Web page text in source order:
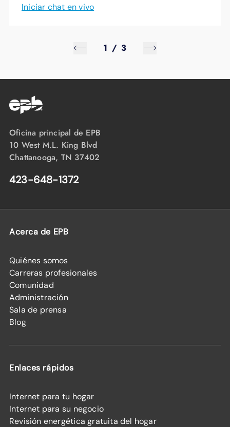
Iniciar chat en vivo
1 / 3
Oficina principal de EPB
10 West M.L. King Blvd
Chattanooga, TN 37402
423-648-1372
Acerca de EPB
Quiénes somos
Carreras profesionales
Comunidad
Administración
Sala de prensa
Blog
Enlaces rápidos
Internet para tu hogar
Internet para su negocio
Revisión energética gratuita del hogar